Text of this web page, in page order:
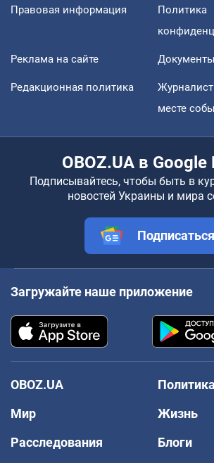
Правовая информация
Политика
Реклама на сайте Документы
Редакционная политика
месте
OBOZ.UA в Google
Подписывайтесь, чтобы быть в
новостей Украины и мира
Подписаться
Загружайте наше приложение
OBOZ.UA
Политика
Мир
Жизнь
Расследования
Блоги